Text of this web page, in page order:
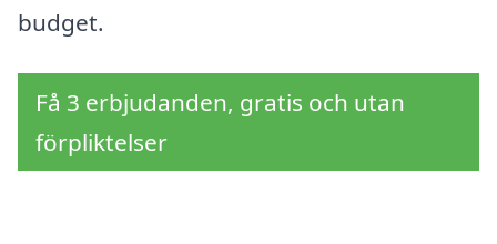
budget.
Få 3 erbjudanden, gratis och utan
förpliktelser